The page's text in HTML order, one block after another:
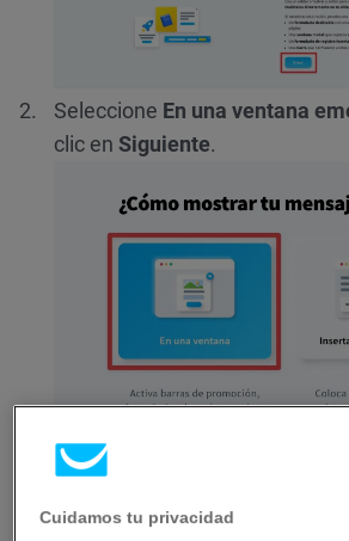
Seleccione En una ventana
clic en Siguiente.
Cuidamos tu privacidad